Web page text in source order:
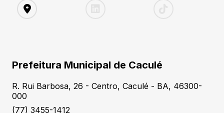
Prefeitura Municipal de Caculé
R. Rui Barbosa, 26 - Centro, Caculé - BA, 46300-
000
(77) 3455-1412